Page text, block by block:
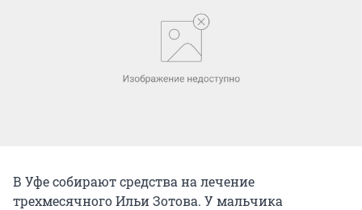
В Уфе собирают средства на лечение
трехмесячного Ильи Зотова. У мальчика